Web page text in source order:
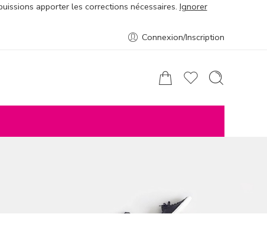
apporter les corrections nécessaires. Ignorer
Connexion/Inscription